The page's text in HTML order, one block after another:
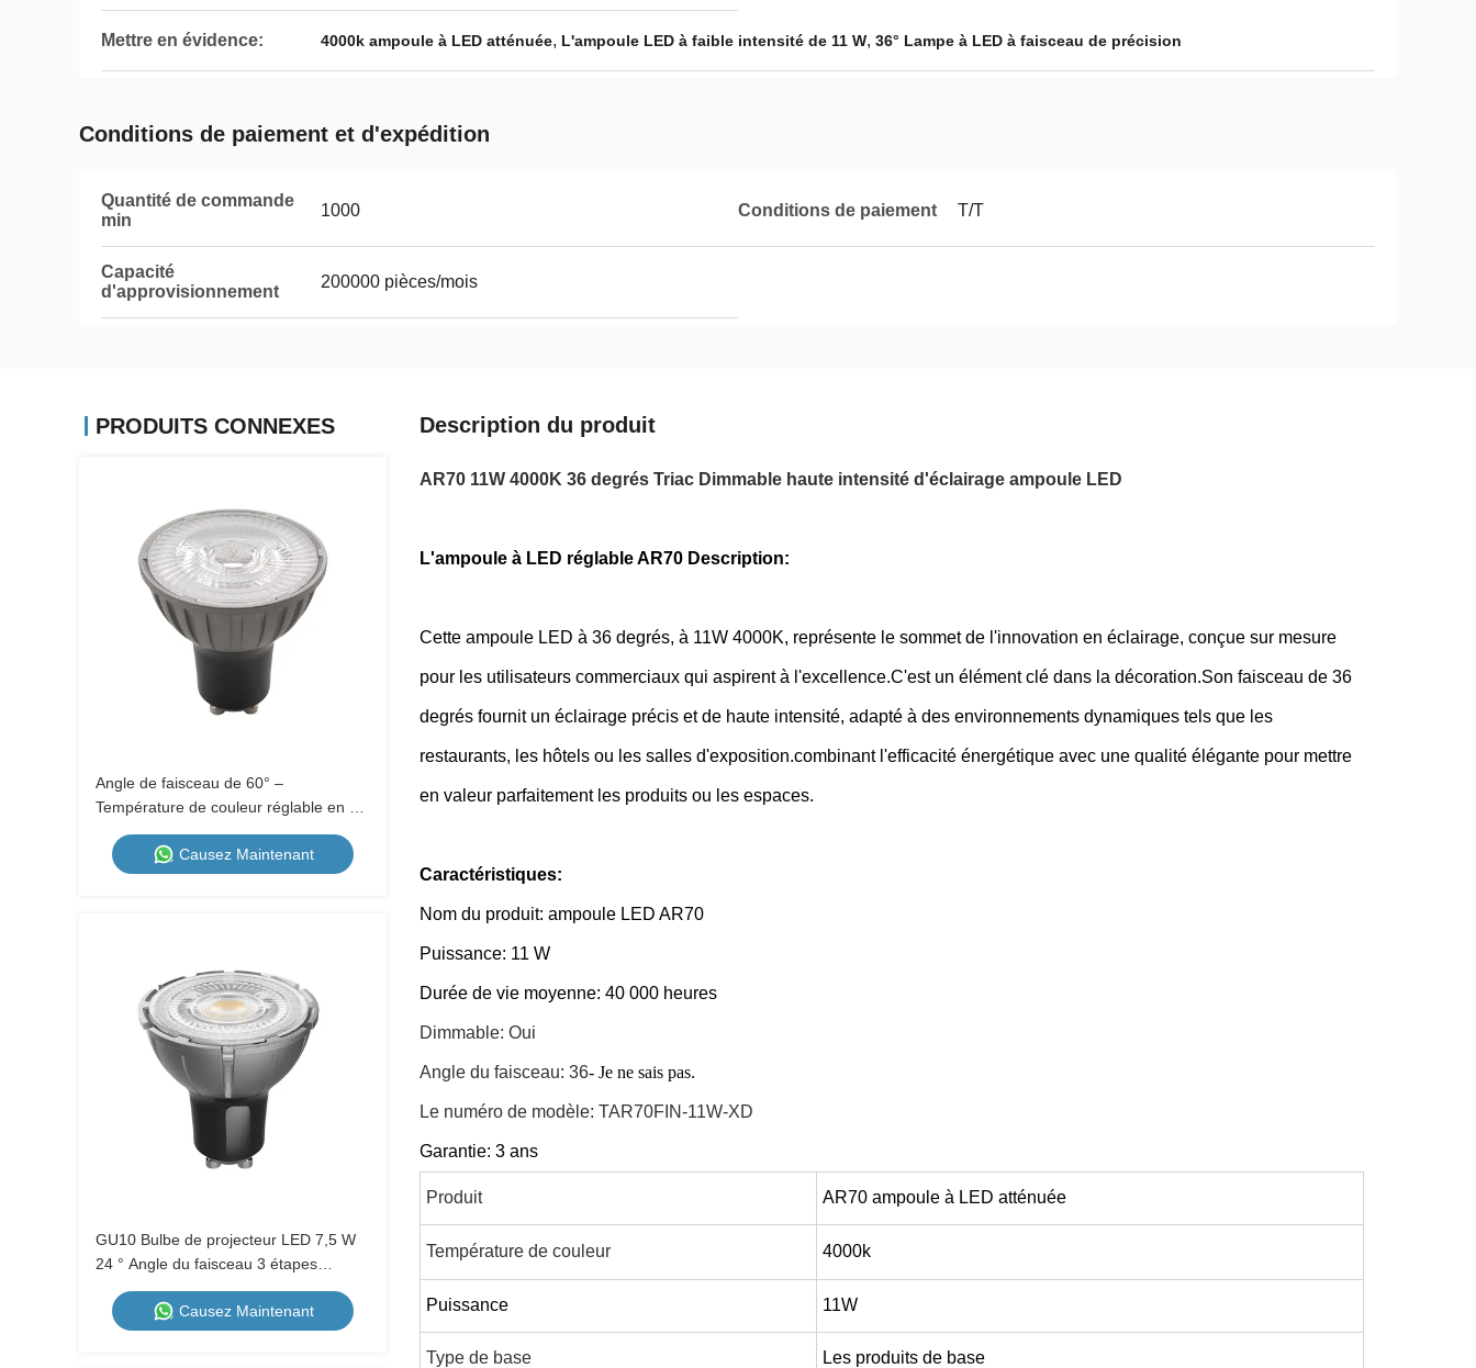
Mettre en évidence: 4000k ampoule à LED atténuée, L'ampoule LED à faible intensité de 11 W, 36° Lampe à LED à faisceau de précision
Conditions de paiement et d'expédition
Quantité de commande
min
1000 Conditions de paiement T/T
Capacité
d'approvisionnement
200000 pièces/mois
PRODUITS CONNEXES
Angle de faisceau de 60° –
Température de couleur réglable en 3
étapes par interrupteur mural, coupelle
métallique GU10Causez Maintenant
GU10 Bulbe de projecteur LED 7,5 W
24 ° Angle du faisceau 3 étapes
réglable Température de couleur
1700K-2600K-5000K Commutateur
murale non atténuable
Causez Maintenant
Description du produit
AR70 11W 4000K 36 degrés Triac Dimmable haute intensité d'éclairage ampoule LED
L'ampoule à LED réglable AR70 Description:
Cette ampoule LED à 36 degrés, à 11W 4000K, représente le sommet de l'innovation en éclairage, conçue sur mesure
pour les utilisateurs commerciaux qui aspirent à l'excellence.C'est un élément clé dans la décoration.Son faisceau de 36
degrés fournit un éclairage précis et de haute intensité, adapté à des environnements dynamiques tels que les
restaurants, les hôtels ou les salles d'exposition.combinant l'efficacité énergétique avec une qualité élégante pour mettre
en valeur parfaitement les produits ou les espaces.
Caractéristiques:
Nom du produit: ampoule LED AR70
Puissance: 11 W
Durée de vie moyenne: 40 000 heures
Dimmable: Oui
Angle du faisceau: 36- Je ne sais pas.
Le numéro de modèle: TAR70FIN-11W-XD
Garantie: 3 ans
Produit AR70 ampoule à LED atténuée
Température de couleur 4000k
Puissance 11W
Type de base Les produits de base